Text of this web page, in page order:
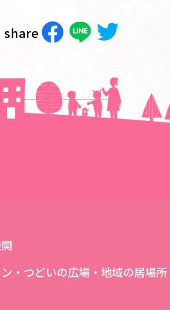
share
次の記事へ＞＞
・つどいの広場・地域の居場所